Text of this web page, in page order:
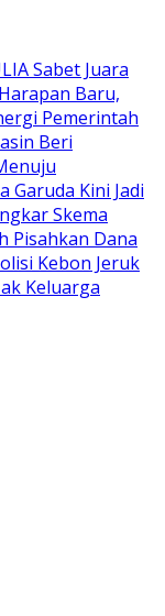
Sabet Juara
Baru,
Pemerintah
Beri
Garuda Kini Jadi
Skema
Pisahkan Dana
Kebon Jeruk
Keluarga